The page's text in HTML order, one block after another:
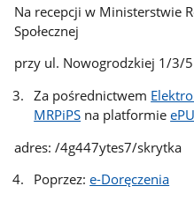
Na recepcji w Ministerstwie
Społecznej
przy ul. Nowogrodzkiej 1/3/
Za pośrednictwem
MRPiPS na platformie
adres: /4g447ytes7/skrytka
Poprzez:e-Doręczenia